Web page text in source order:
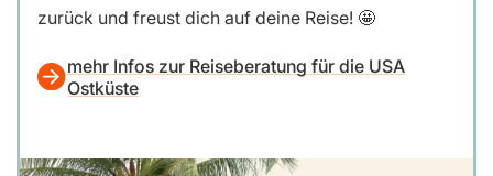
zurück und freust dich auf deine Reise! 🤩
mehr Infos zur Reiseberatung für die USA
Ostküste